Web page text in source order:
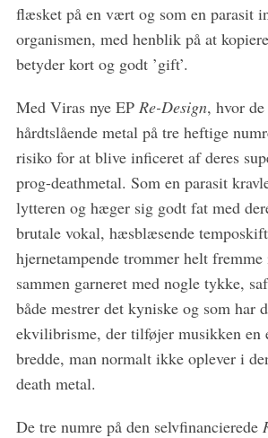
flæsket på en vært og som en parasit
organismen, med henblik på at
betyder kort og godt ’gift’.
Med Viras nye EP Re-Design, hvor
hårdtslående metal på tre heftige
risiko for at blive inficeret af deres
prog-deathmetal. Som en parasit
lytteren og hæger sig godt fat med
brutale vokal, hæsblæsende
hjernetampende trommer helt
sammen garneret med nogle tykke,
både mestrer det kyniske og som har
ekvilibrisme, der tilføjer musikken en
bredde, man normalt ikke oplever i
death metal.
De tre numre på den selvfinancierede
S
e
r
f
o